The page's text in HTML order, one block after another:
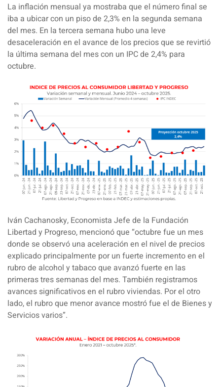
La inflación mensual ya mostraba que el número final se
iba a ubicar con un piso de 2,3% en la segunda semana
del mes. En la tercera semana hubo una leve
desaceleración en el avance de los precios que se revirtió
la última semana del mes con un IPC de 2,4% para
octubre.
Iván Cachanosky, Economista Jefe de la Fundación
Libertad y Progreso, mencionó que “octubre fue un mes
donde se observó una aceleración en el nivel de precios
explicado principalmente por un fuerte incremento en el
rubro de alcohol y tabaco que avanzó fuerte en las
primeras tres semanas del mes. También registramos
avances significativos en el rubro viviendas. Por el otro
lado, el rubro que menor avance mostró fue el de Bienes y
Servicios varios”.